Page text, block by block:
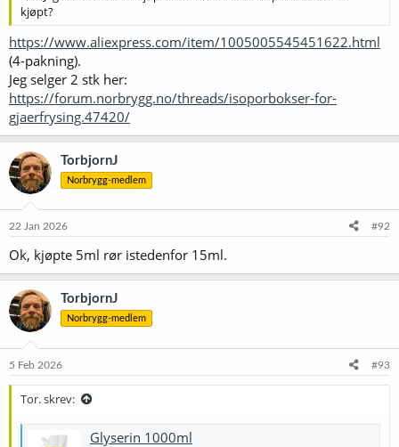
kjøpt?
https://www.aliexpress.com/item/1005005545451622.html
(4-pakning).
Jeg selger 2 stk her:
https://forum.norbrygg.no/threads/isoporbokser-for-
gjaerfrysing.47420/
TorbjornJ
Norbrygg-medlem
22 Jan 2026 #92
Ok, kjøpte 5ml rør istedenfor 15ml.
TorbjornJ
Norbrygg-medlem
5 Feb 2026 #93
Tor. skrev:
Glyserin 1000ml